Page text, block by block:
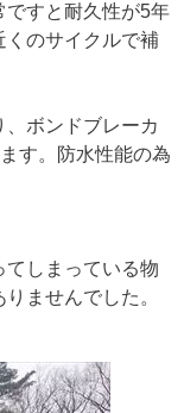
ですと耐久性が5年
くのサイクルで補
ボンドブレーカ
す。防水性能の為
しまっている物
ませんでした。